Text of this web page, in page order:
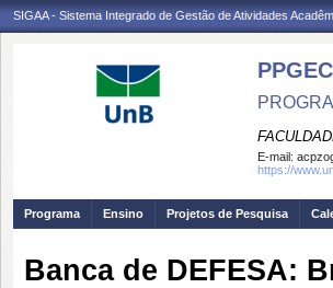
SIGAA - Sistema Integrado de Gestão de Atividades
E-mail:
https://
Programa Ensino Projetos de Pesquisa
Banca de DEFESA: